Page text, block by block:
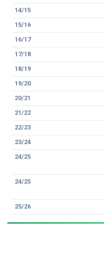
14/15
15/16
16/17
17/18
18/19
19/20
20/21
21/22
22/23
23/24
24/25
24/25
25/26